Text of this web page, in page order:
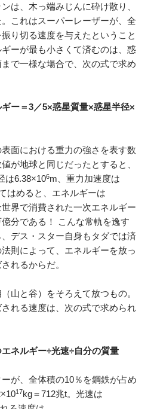
は、木っ端みじんに砕け散り、
これはスーパーレーザーが、全
り切る速度を与えたということ
ーが最も小さくて済むのは、惑
で一様な場合で、次の式で求め
ー＝3／5×惑星質量×惑星半径×
面における重力の強さを表す数
が地球と同じだったとすると、
は6.38×106m、重力加速度は
はめると、エネルギーは
界で消費された一次エネルギー
分である！ こんな常軌を逸す
デス・スター自身もタダでは済
則によって、エネルギーを放っ
れるからだ。
山と谷）をそろえて放つもの。
れる速度は、次の式で求められ
ネルギー÷光速÷自分の質量
が、全体積の10％を鋼鉄が占め
17kg＝712兆t。光速は